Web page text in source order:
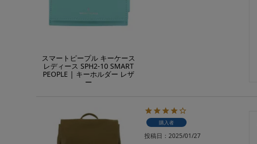
スマートピープル キーケース
レディース SPH2-10 SMART
PEOPLE | キーホルダー レザ
ー
購入者
投稿日 2025/01/27